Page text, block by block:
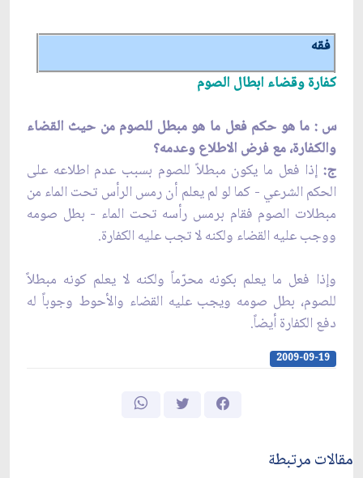
فقه
كفارة وقضاء ابطال الصوم
س : ما هو حكم فعل ما هو مبطل للصوم من حيث القضاء
والكفارة، مع فرض الاطلاع وعدمه؟
ج:إذا فعل ما يكون مبطلاً للصوم بسبب عدم اطلاعه على
الحكم الشرعي - كما لو لم يعلم أن رمس الرأس تحت الماء من
مبطلات الصوم فقام برمس رأسه تحت الماء - بطل صومه
ووجب عليه القضاء ولكنه لا تجب عليه الكفارة.
وإذا فعل ما يعلم بكونه محرّماً ولكنه لا يعلم كونه مبطلاً
للصوم، بطل صومه ويجب عليه القضاء والأحوط وجوباً له
دفع الكفارة أيضاً.
2009-09-19
مقالات مرتبطة